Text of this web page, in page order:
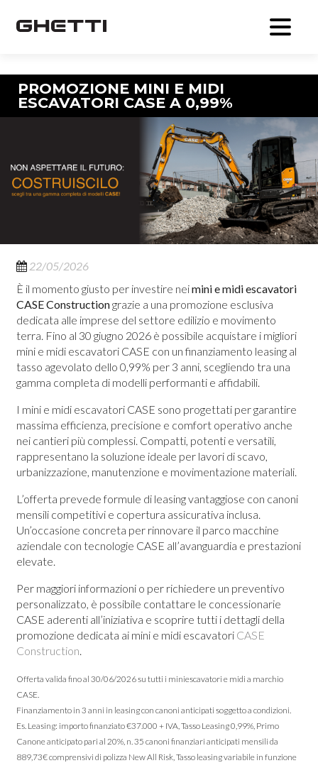
PROMOZIONE MINI E MIDI
ESCAVATORI CASE A 0,99%
22/05/2026
È il momento giusto per investire neimini e midi escavatori
CASE Constructiongrazie a una promozione esclusiva
dedicata alle imprese del settore edilizio e movimento
terra. Fino al 30 giugno 2026 è possibile acquistare i migliori
mini e midi escavatori CASE con un finanziamento leasing al
tasso agevolato dello 0,99% per 3 anni, scegliendo tra una
gamma completa di modelli performanti e affidabili.
I mini e midi escavatori CASE sono progettati per garantire
massima efficienza, precisione e comfort operativo anche
nei cantieri più complessi. Compatti, potenti e versatili,
rappresentano la soluzione ideale per lavori di scavo,
urbanizzazione, manutenzione e movimentazione materiali.
L’offerta prevede formule di leasing vantaggiose con canoni
mensili competitivi e copertura assicurativa inclusa.
Un’occasione concreta per rinnovare il parco macchine
aziendale con tecnologie CASE all’avanguardia e prestazioni
elevate.
Per maggiori informazioni o per richiedere un preventivo
personalizzato, è possibile contattare le concessionarie
CASE aderenti all’iniziativa e scoprire tutti i dettagli della
promozione dedicata ai mini e midi escavatori CASE
Construction.
Offerta valida fino al 30/06/2026 su tutti i miniescavatori e midi a marchio
CASE.
Finanziamento in 3 anni in leasing con canoni anticipati soggetto a condizioni.
Es. Leasing: importo finanziato €37.000 + IVA, Tasso Leasing 0,99%, Primo
Canone anticipato pari al 20%, n. 35 canoni finanziari anticipati mensili da
889,73€ comprensivi di polizza New All Risk, Tasso leasing variabile in funzione
Navigazione articolo